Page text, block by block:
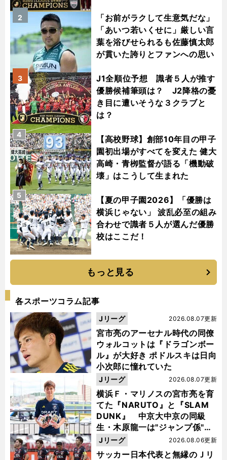
「お前がラクして生意気だな」
「あいつ若いくせに」厳しい言
葉を浴びせられるも佐藤慎太郎
が貫いた誇りとファンへの思い
2
J1全順位予想 識者５人が推す
優勝候補筆頭は？ J2降格の憂
き目に遭いそうな３クラブと
は？
3
【高校野球】創部10年目の甲子
園初出場がすべてを変えた 健大
高崎・青栁監督が語る「機動破
壊」はこうして生まれた
4
【夏の甲子園2026】「優勝は
横浜じゃない」 波乱必至の組み
合わせで識者５人が選んだ優勝
校はここだ！
5
もっと見る
各スポーツコラム記事
宮市亮のアーセナル時代の同僚
ウォルコットは『ドラゴンボー
ル』が大好き ポドルスキは日向
小次郎に憧れていた
2026.08.07更新
Jリーグ
横浜Ｆ・マリノスの宮市亮を育
てた『NARUTO』と『SLAM
DUNK』 中京大中京の同級
生・木原龍一は"ジャンプ係"だ
った
2026.08.07更新
Jリーグ
サッカー日本代表と無縁のＪリ
2026.08.06更新
Jリーグ